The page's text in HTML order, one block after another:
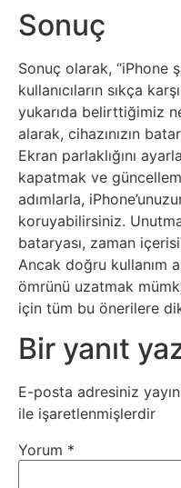
Uzay
Web
Siteleri
Yapay
Zeka
Yemek
Youtube
Sonuç
Sonuç olarak, “iPhone
kullanıcıların sıkça
yukarıda belirttiğimiz
alarak, cihazınızın
Ekran parlaklığını
kapatmak ve
adımlarla,
koruyabilirsiniz.
bataryası, zaman
Ancak doğru kullanım
ömrünü uzatmak
için tüm bu önerilere
Bir yanıt
E-posta adresiniz
ile işaretlenmişlerdir
Yorum *